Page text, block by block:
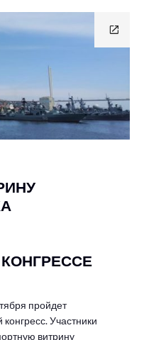
пройдет
Участники
витрину